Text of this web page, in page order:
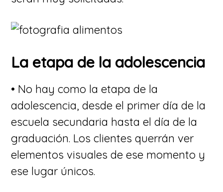
La etapa de la adolescencia
• No hay como la etapa de la
adolescencia, desde el primer día de la
escuela secundaria hasta el día de la
graduación. Los clientes querrán ver
elementos visuales de ese momento y
ese lugar únicos.